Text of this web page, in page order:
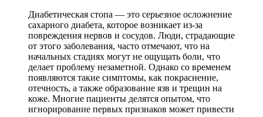
Диабетическая стопа — это серьезное осложнение
сахарного диабета, которое возникает из-за
повреждения нервов и сосудов. Люди, страдающие
от этого заболевания, часто отмечают, что на
начальных стадиях могут не ощущать боли, что
делает проблему незаметной. Однако со временем
появляются такие симптомы, как покраснение,
отечность, а также образование язв и трещин на
коже. Многие пациенты делятся опытом, что
игнорирование первых признаков может привести